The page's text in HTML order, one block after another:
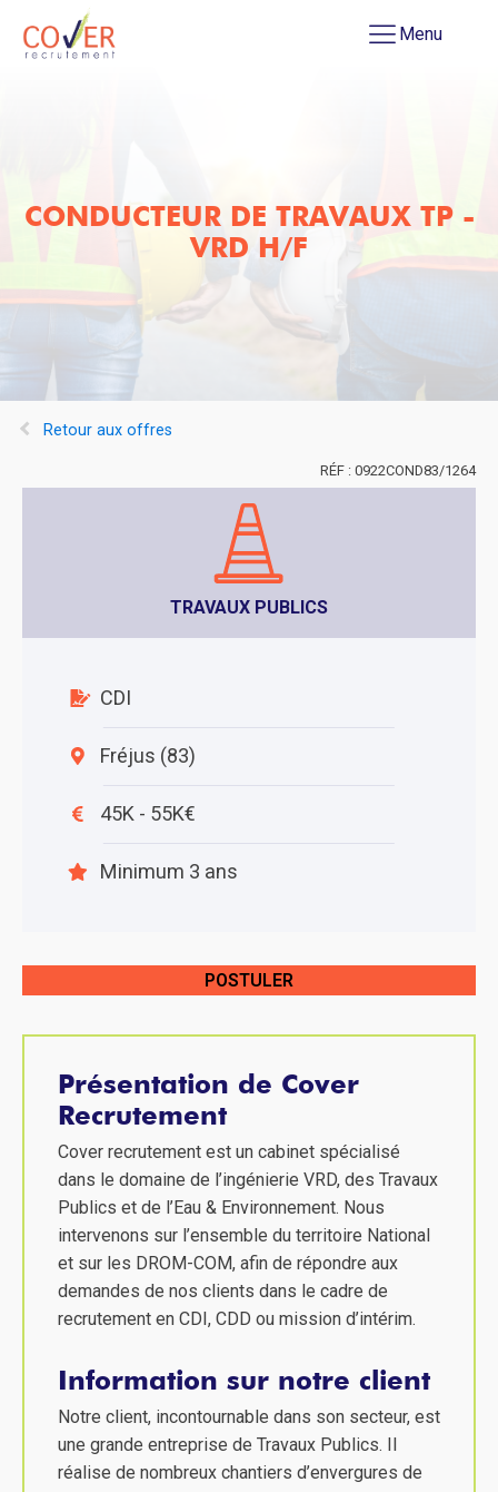
Menu
CONDUCTEUR DE TRAVAUX TP -
VRD H/F
Retour aux offres
0922COND83/1264
Présentation de Cover
Recrutement
Cover recrutement est un cabinet spécialisé
dans le domaine de l’ingénierie VRD, des Travaux
Publics et de l’Eau & Environnement. Nous
intervenons sur l’ensemble du territoire National
et sur les DROM-COM, afin de répondre aux
demandes de nos clients dans le cadre de
recrutement en CDI, CDD ou mission d’intérim.
Information sur notre client
Notre client, incontournable dans son secteur, est
une grande entreprise de Travaux Publics. Il
réalise de nombreux chantiers d’envergures de
TRAVAUX PUBLICS
CDI
Fréjus (83)
45K - 55K€
Minimum 3 ans
POSTULER